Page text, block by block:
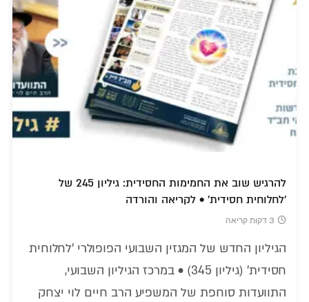
להרגיש שוב את החמימות החסידית: גיליון 245 של
'לחלוחית חסידית' • לקריאה והורדה
3 דקות קריאה
הגיליון החדש של המגזין השבועי הפופולרי 'לחלוחית
חסידית' (גיליון 345) • במרכז הגיליון השבועי,
התוועדות סוחפת של המשפיע הרב חיים לוי יצחק